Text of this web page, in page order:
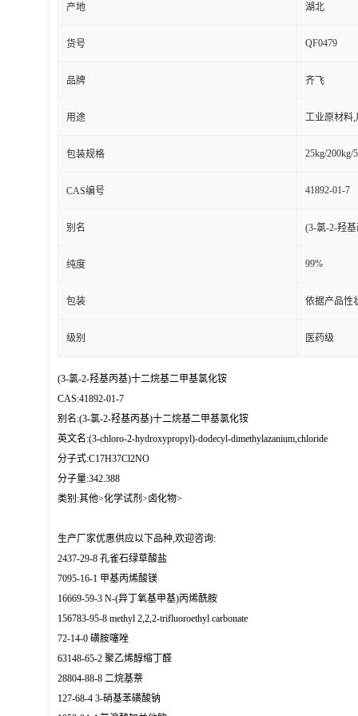
产地 湖北
货号 QF0479
品牌 齐飞
用途 工业原材料
包装规格 25kg/200kg/
CAS编号 41892-01-7
别名 (3-氯-2-羟
纯度 99%
包装 依据产品性
级别 医药级
(3-氯-2-羟基丙基)十二烷基二甲基氯化铵
CAS:41892-01-7
别名:(3-氯-2-羟基丙基)十二烷基二甲基氯化铵
英文名:(3-chloro-2-hydroxypropyl)-dodecyl-dimethylazanium,chloride
分子式:C17H37Cl2NO
分子量:342.388
类别:其他>化学试剂>卤化物>
生产厂家优惠供应以下品种,欢迎咨询:
2437-29-8 孔雀石绿草酸盐
7095-16-1 甲基丙烯酸镁
16669-59-3 N-(异丁氧基甲基)丙烯酰胺
156783-95-8 methyl 2,2,2-trifluoroethyl carbonate
72-14-0 磺胺噻唑
63148-65-2 聚乙烯醇缩丁醛
28804-88-8 二烷基萘
127-68-4 3-硝基苯磺酸钠